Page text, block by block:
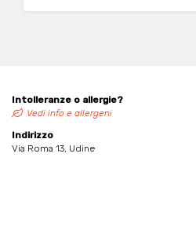
Intolleranze o allergie?
Vedi info e allergeni
Indirizzo
Via Roma 13, Udine